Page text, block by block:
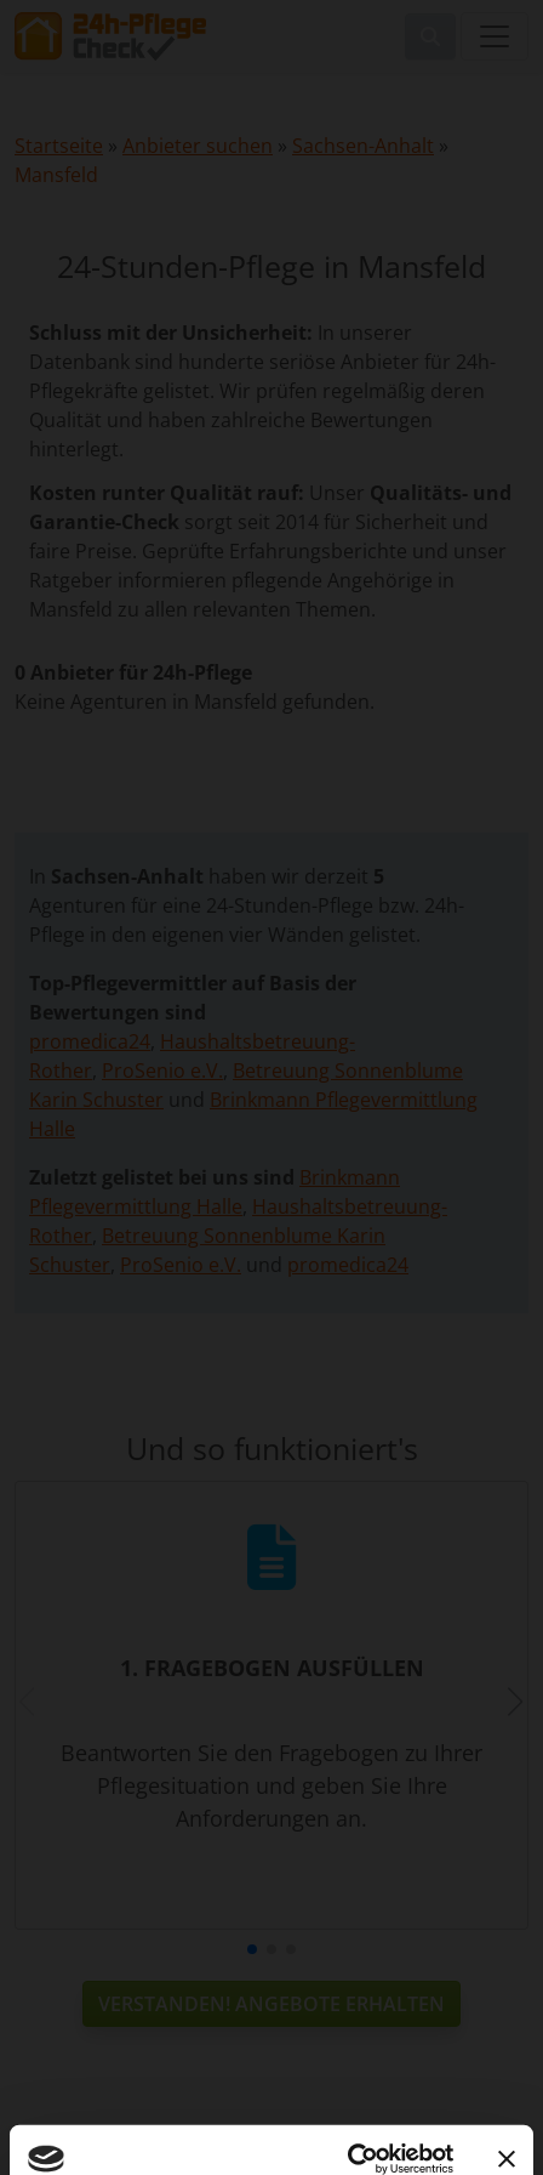
Startseite » Anbieter suchen » Sachsen-Anhalt »
Mansfeld
24-Stunden-Pflege in Mansfeld
Schluss mit der Unsicherheit: In unserer
Datenbank sind hunderte seriöse Anbieter für 24h-
Pflegekräfte gelistet. Wir prüfen regelmäßig deren
Qualität und haben zahlreiche Bewertungen
hinterlegt.
Kosten runter Qualität rauf: Unser Qualitäts- und
Garantie-Check sorgt seit 2014 für Sicherheit und
faire Preise. Geprüfte Erfahrungsberichte und unser
Ratgeber informieren pflegende Angehörige in
Mansfeld zu allen relevanten Themen.
0 Anbieter für 24h-Pflege
Keine Agenturen in Mansfeld gefunden.
Sachsen-Anhalt haben wir derzeit 5
Agenturen für eine 24-Stunden-Pflege bzw. 24h-
Pflege in den eigenen vier Wänden gelistet.
Top-Pflegevermittler auf Basis der
Bewertungen sind
promedica24 Haushaltsbetreuung-
Rother ProSenio e.V. Betreuung Sonnenblume
Karin Schuster und Brinkmann Pflegevermittlung
Halle
Zuletzt gelistet bei uns sind Brinkmann
Pflegevermittlung Halle Haushaltsbetreuung-
Rother Betreuung Sonnenblume Karin
Schuster ProSenio e.V. und promedica24
Und so funktioniert's
1. FRAGEBOGEN AUSFÜLLEN
Beantworten Sie den Fragebogen zu Ihrer
Pflegesituation und geben Sie Ihre
Anforderungen an.
VERSTANDEN! ANGEBOTE ERHALTEN
Weitere Services